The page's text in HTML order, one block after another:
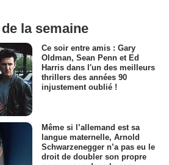
la semaine
Ce soir entre amis : Gary
Oldman, Sean Penn et Ed
Harris dans l'un des meilleurs
thrillers des années 90
injustement oublié !
Même si l’allemand est sa
langue maternelle, Arnold
Schwarzenegger n’a pas eu le
droit de doubler son propre